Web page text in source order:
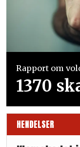
Rapport om
1370
HENDELSER